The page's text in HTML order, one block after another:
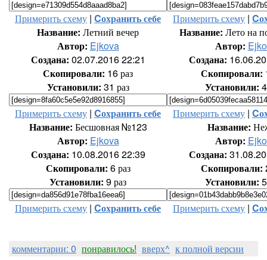
Примерить схему | Cохранить себе
Примерить схему |
Название: Летний вечер
Автор: Ejkova
Создана: 02.07.2016 22:21
Скопировали: 16 раз
Установили: 31 раз
Примерить схему | Cохранить себе
Название: Лето на
Автор:
Создана:
Скопировали:
Установили:
Примерить схему |
Название: Бесшовная №123
Автор: Ejkova
Создана: 10.08.2016 22:39
Скопировали: 6 раз
Установили: 9 раз
Примерить схему | Cохранить себе
Название:
Автор:
Создана:
Скопировали:
Установили:
Примерить схему |
комментарии: 0 понравилось! вверх^ к полной версии